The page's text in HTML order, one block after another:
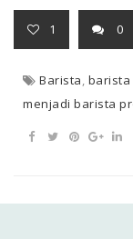
1 0
Barista, barista
menjadi barista